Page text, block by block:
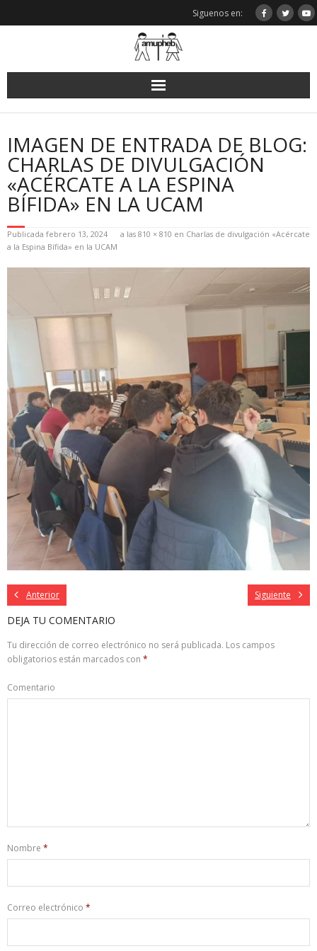
Siguenos en:
IMAGEN DE ENTRADA DE BLOG:
CHARLAS DE DIVULGACIÓN
«ACÉRCATE A LA ESPINA
BÍFIDA» EN LA UCAM
Publicada febrero 13, 2024 a las 810 × 810 en Charlas de divulgación «Acércate
a la Espina Bífida» en la UCAM
Anterior Siguiente
DEJA TU COMENTARIO
Tu dirección de correo electrónico no será publicada. Los campos
obligatorios están marcados con *
Comentario
Nombre *
Correo electrónico *